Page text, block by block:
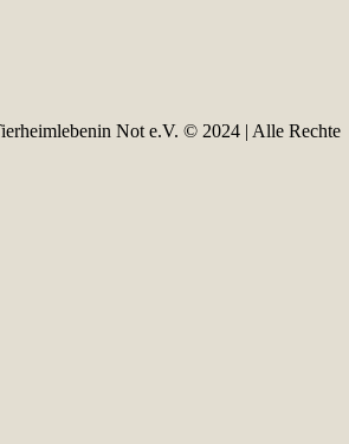
Not e.V. © 2024 | Alle Rechte